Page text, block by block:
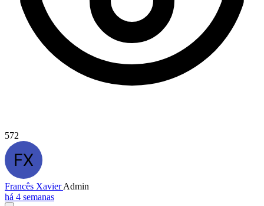
572
Francês XavierAdmin
há 4 semanas